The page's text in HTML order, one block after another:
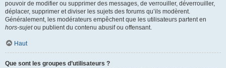
pouvoir de modifier ou supprimer des messages, de verrouiller, déverrouiller,
déplacer, supprimer et diviser les sujets des forums qu’ils modèrent.
Généralement, les modérateurs empêchent que les utilisateurs partent en
hors-sujetou publient du contenu abusif ou offensant.
Haut
Que sont les groupes d’utilisateurs ?